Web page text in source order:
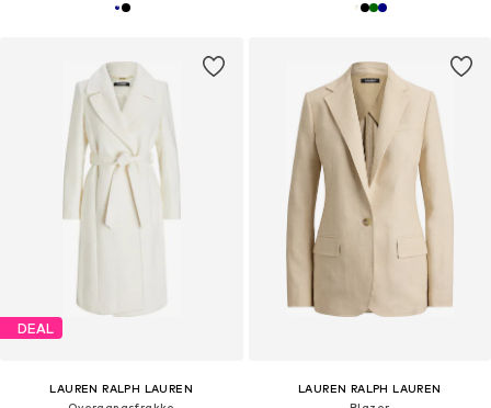
DEAL
LAUREN RALPH LAUREN
LAUREN RALPH LAUREN